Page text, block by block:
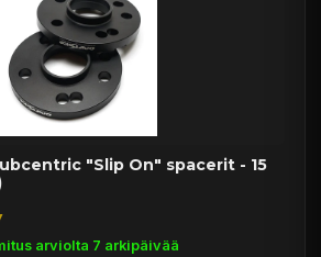
"Slip On" spacerit - 15
arviolta 7 arkipäivää